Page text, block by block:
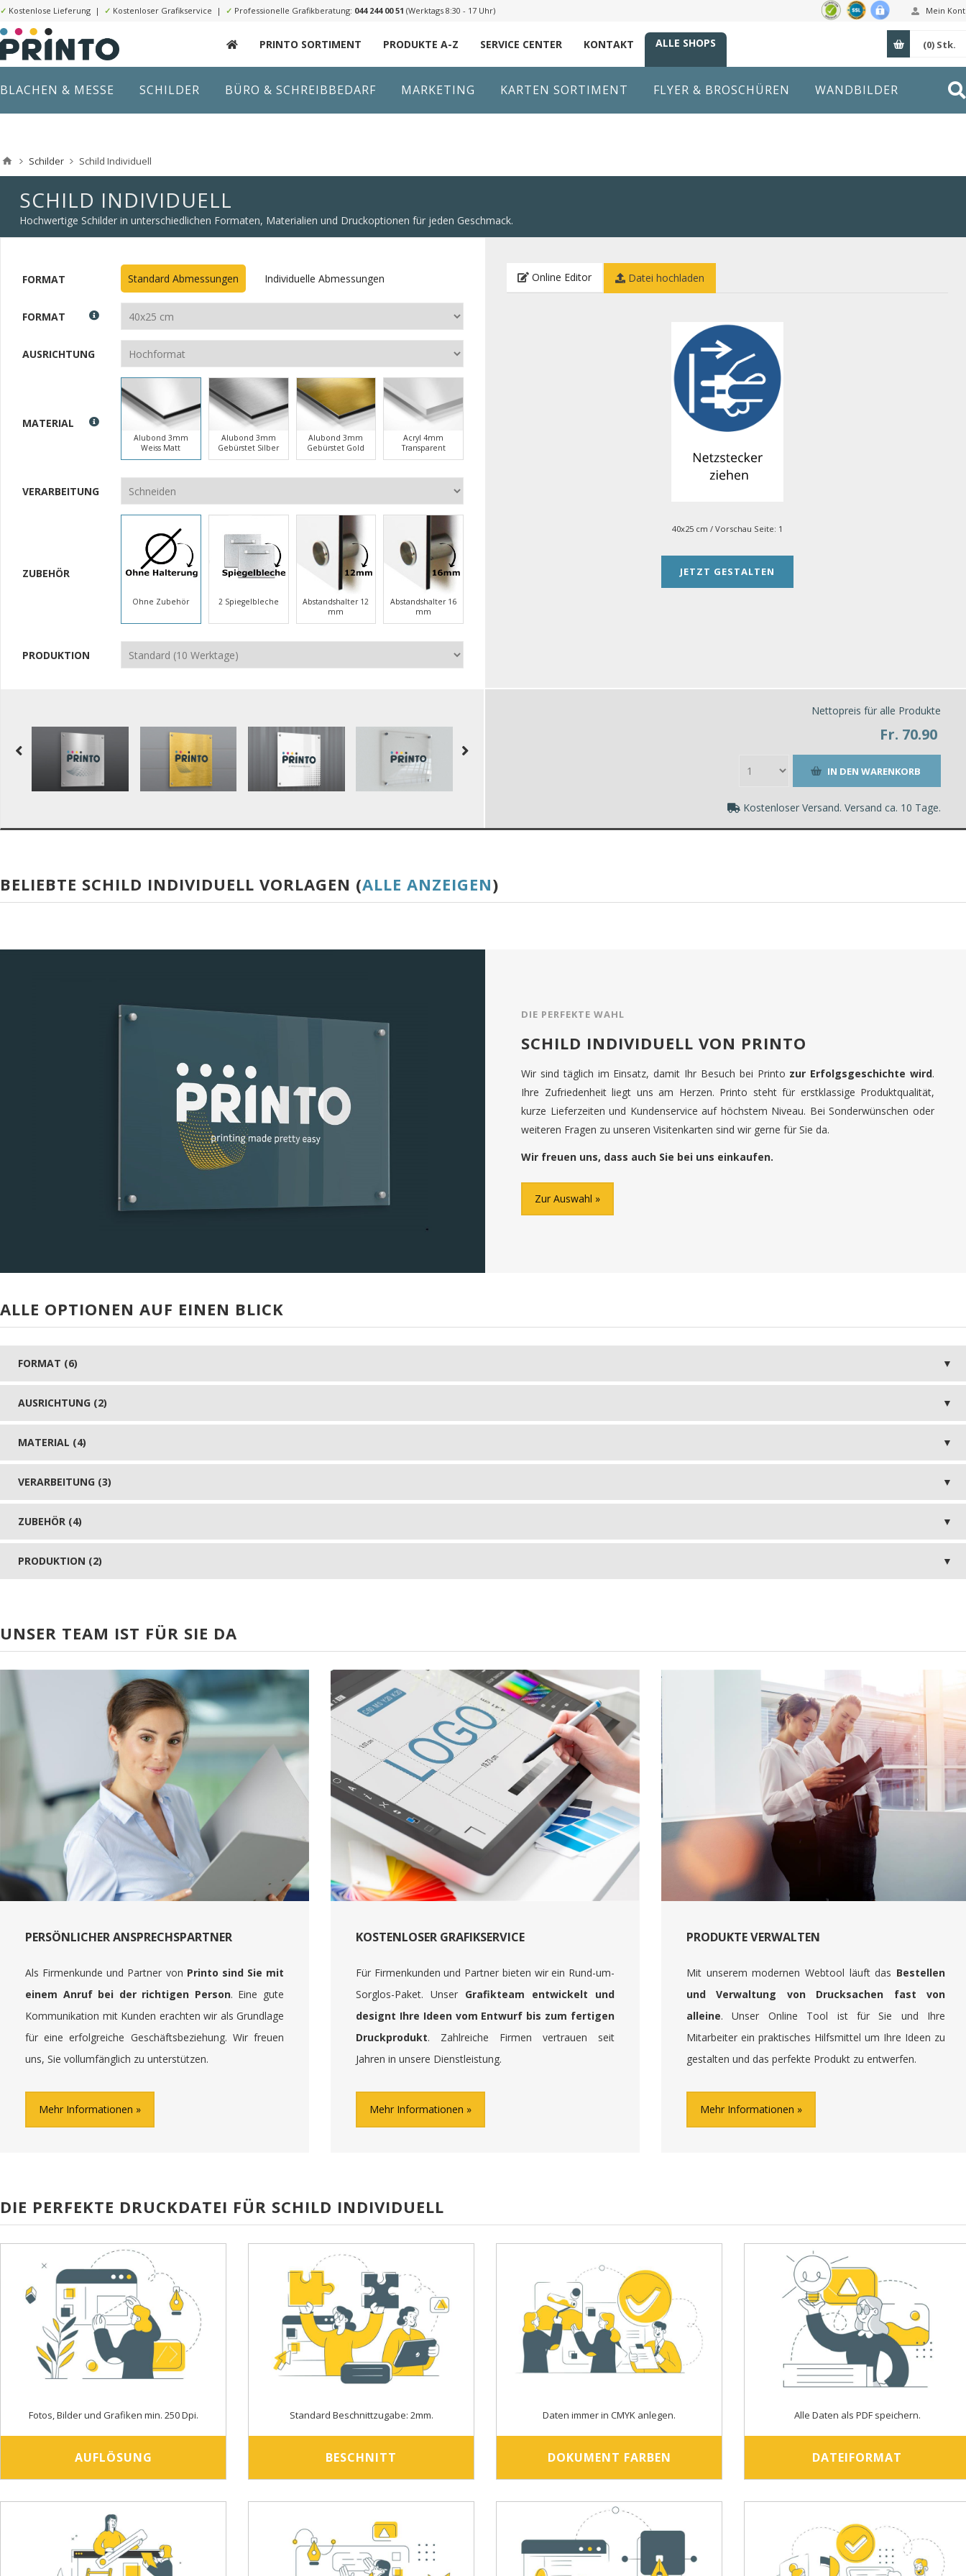
Mein
✓ Kostenlose Lieferung | ✓ Kostenloser Grafikservice | ✓ Professionelle Grafikberatung: 044 244 00 51 (Werktags 8:30 - 17 Uhr)
PRINTO SORTIMENT PRODUKTE A-Z SERVICE CENTER KONTAKT ALLE SHOPS (0) Stk.
BLACHEN & MESSE SCHILDER BÜRO & SCHREIBBEDARF MARKETING KARTEN SORTIMENT FLYER & BROSCHÜREN WANDBILDER
Schilder Schild Individuell
SCHILD INDIVIDUELL
Hochwertige Schilder in unterschiedlichen Formaten, Materialien und Druckoptionen für jeden Geschmack.
FORMAT Standard Abmessungen Individuelle Abmessungen
FORMAT
AUSRICHTUNG
MATERIAL
Alubond 3mm
Weiss Matt
Alubond 3mm
Gebürstet Silber
Alubond 3mm
Gebürstet Gold
Acryl 4mm
Transparent
VERARBEITUNG
ZUBEHÖR
Ohne Zubehör 2 Spiegelbleche
Abstandshalter 12
mm
Abstandshalter 16
mm
PRODUKTION
Online Editor Datei hochladen
40x25 cm / Vorschau Seite: 1
JETZT GESTALTEN
Nettopreis für alle Produkte
Fr. 70.90
Kostenloser Versand. Versand ca. 10 Tage.
BELIEBTE SCHILD INDIVIDUELL VORLAGEN (ALLE ANZEIGEN)
DIE PERFEKTE WAHL
SCHILD INDIVIDUELL VON PRINTO
Wir sind täglich im Einsatz, damit Ihr Besuch bei Printo zur Erfolgsgeschichte wird.
Ihre Zufriedenheit liegt uns am Herzen. Printo steht für erstklassige Produktqualität,
kurze Lieferzeiten und Kundenservice auf höchstem Niveau. Bei Sonderwünschen oder
weiteren Fragen zu unseren Visitenkarten sind wir gerne für Sie da.
Wir freuen uns, dass auch Sie bei uns einkaufen.
Zur Auswahl
ALLE OPTIONEN AUF EINEN BLICK
FORMAT (6)
AUSRICHTUNG (2)
MATERIAL (4)
VERARBEITUNG (3)
ZUBEHÖR (4)
PRODUKTION (2)
UNSER TEAM IST FÜR SIE DA
PERSÖNLICHER ANSPRECHSPARTNER
Als Firmenkunde und Partner von Printo sind Sie mit
einem Anruf bei der richtigen Person. Eine gute
Kommunikation mit Kunden erachten wir als Grundlage
für eine erfolgreiche Geschäftsbeziehung. Wir freuen
uns, Sie vollumfänglich zu unterstützen.
Mehr Informationen
KOSTENLOSER GRAFIKSERVICE
Für Firmenkunden und Partner bieten wir ein Rund-um-
Sorglos-Paket. Unser Grafikteam entwickelt und
designt Ihre Ideen vom Entwurf bis zum fertigen
Druckprodukt. Zahlreiche Firmen vertrauen seit
Jahren in unsere Dienstleistung.
Mehr Informationen
PRODUKTE VERWALTEN
Mit unserem modernen Webtool läuft das Bestellen
und Verwaltung von Drucksachen fast von
alleine. Unser Online Tool ist für Sie und Ihre
Mitarbeiter ein praktisches Hilfsmittel um Ihre Ideen zu
gestalten und das perfekte Produkt zu entwerfen.
Mehr Informationen
DIE PERFEKTE DRUCKDATEI FÜR SCHILD INDIVIDUELL
Fotos, Bilder und Grafiken min. 250 Dpi.
AUFLÖSUNG
Standard Beschnittzugabe: 2mm.
BESCHNITT
Daten immer in CMYK anlegen.
DOKUMENT FARBEN
Alle Daten als PDF speichern.
DATEIFORMAT